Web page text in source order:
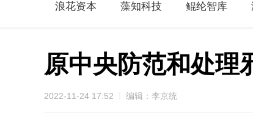
浪花资本 藻知科技 鲲纶智库
原中央防范和处理
2022-11-24 17:52 编辑：李京统